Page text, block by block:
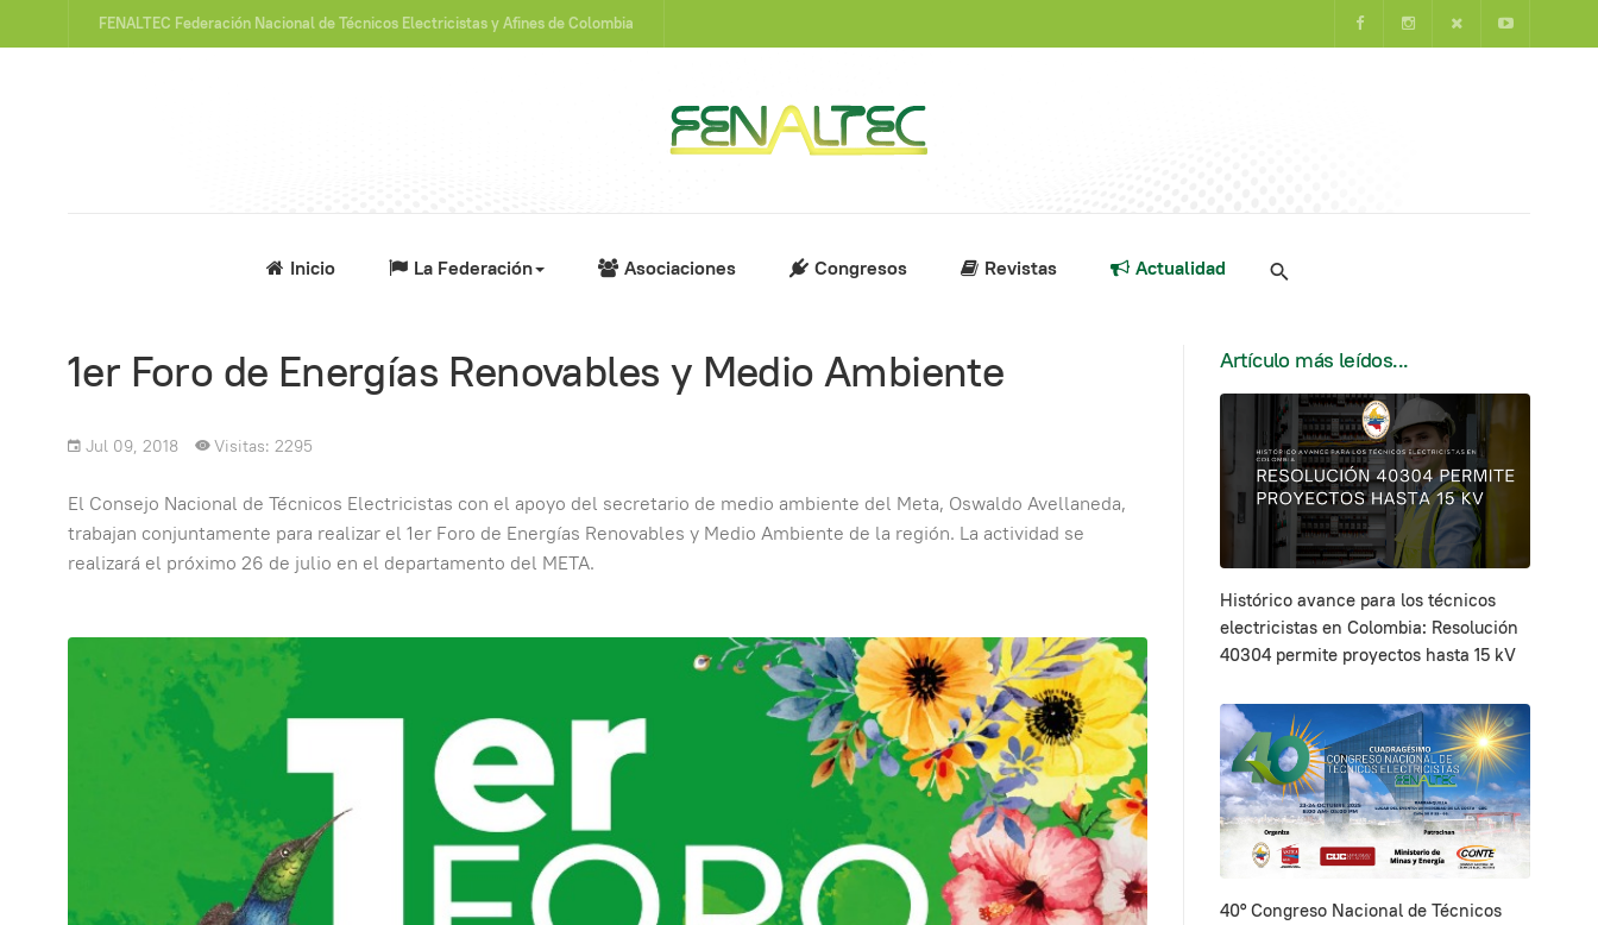
FENALTEC Federación Nacional de Técnicos Electricistas y Afines de Colombia
Inicio La Federación Asociaciones Congresos Revistas Actualidad
1er Foro de Energías Renovables y Medio Ambiente
Jul 09, 2018 Visitas: 2295
El Consejo Nacional de Técnicos Electricistas con el apoyo del secretario de medio ambiente del Meta, Oswaldo Avellaneda,
trabajan conjuntamente para realizar el 1er Foro de Energías Renovables y Medio Ambiente de la región. La actividad se
realizará el próximo 26 de julio en el departamento del META.
Artículo más leídos...
Histórico avance para los técnicos
electricistas en Colombia: Resolución
40304 permite proyectos hasta 15 kV
40° Congreso Nacional de Técnicos